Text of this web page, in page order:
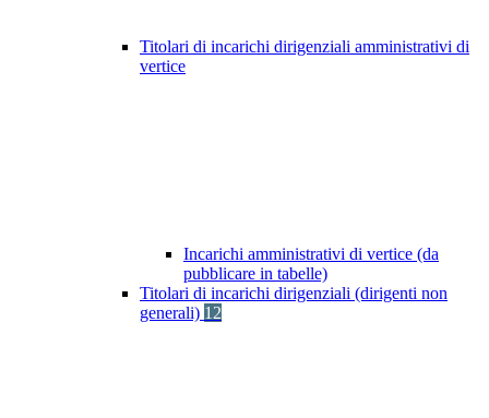
Titolari di incarichi dirigenziali amministrativi di
vertice
Incarichi amministrativi di vertice (da
pubblicare in tabelle)
Titolari di incarichi dirigenziali (dirigenti non
generali) 12